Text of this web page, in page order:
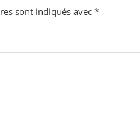
sont indiqués avec *